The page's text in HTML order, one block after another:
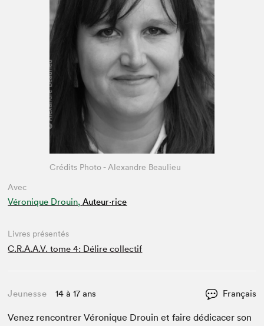
Avec
Véronique Drouin, Auteur·rice
Crédits Photo - Alexandre Beaulieu
Livres présentés
C.R.A.A.V. tome 4: Délire collectif
Jeunesse 14 à 17 ans Français
Venez ren­con­tr­er Véronique Drouin et faire dédi­cac­er son